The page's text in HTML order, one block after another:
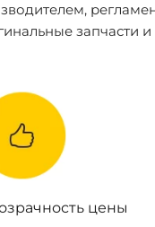
запчасти
цены